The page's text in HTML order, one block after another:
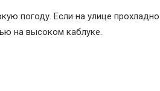
погоду. Если на улице
на высоком каблуке.